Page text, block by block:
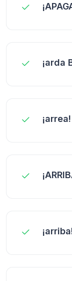
¡arda
¡arrea!